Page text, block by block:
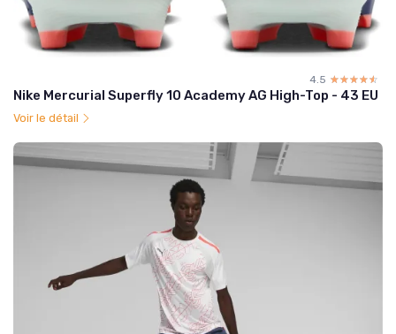
4.5 ☆☆☆☆☆
★★★★★
Nike Mercurial Superfly 10 Academy AG High-Top - 43 EU
Voir le détail